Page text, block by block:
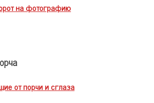
на фотографию
от порчи и сглаза